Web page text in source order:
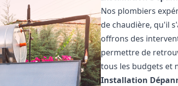
Nos plombiers
de chaudière, qu'il
offrons des
permettre de
tous les budgets et
Installation